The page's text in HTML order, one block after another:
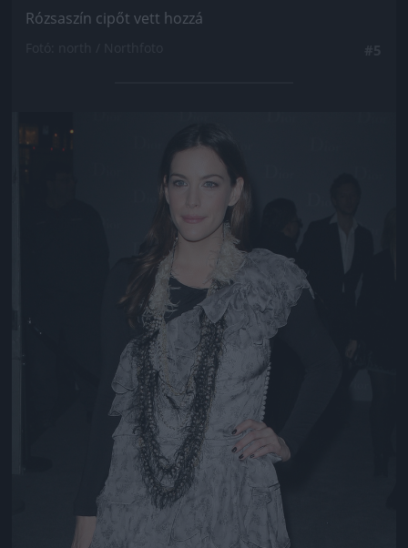
Rózsaszín cipőt vett hozzá
Jön még kép!